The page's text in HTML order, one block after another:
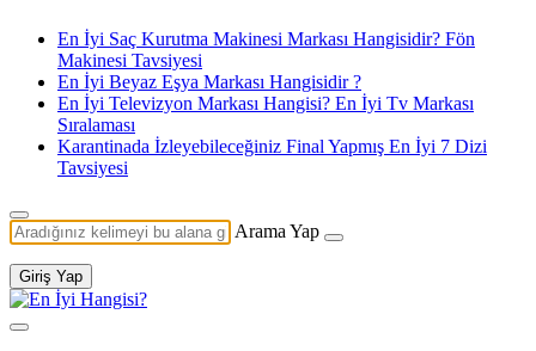
En İyi Saç Kurutma Makinesi Markası Hangisidir? Fön
Makinesi Tavsiyesi
En İyi Beyaz Eşya Markası Hangisidir ?
En İyi Televizyon Markası Hangisi? En İyi Tv Markası
Sıralaması
Karantinada İzleyebileceğiniz Final Yapmış En İyi 7 Dizi
Tavsiyesi
Arama Yap
Giriş Yap